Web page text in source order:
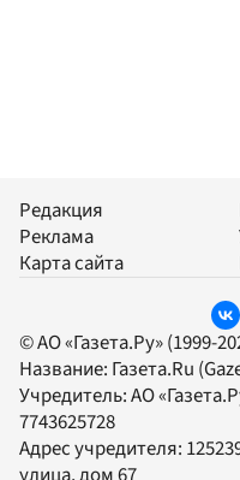
Редакция
Реклама
Карта сайта
© АО «Газета.Ру» (1999-
Название: Газета.Ru
Учредитель:АО
7743625728
Адрес учредителя: